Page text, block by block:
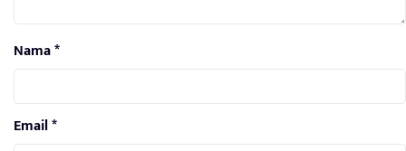
Nama*
Email*